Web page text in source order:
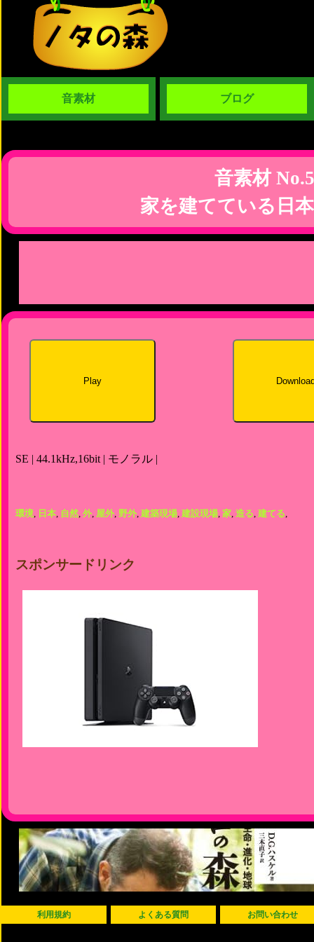
音素材 ブログ
音素材
家を建てている日
Play
SE | 44.1kHz,16bit | モノラル |
環境, 日本, 自然, 外, 屋外, 野外, 建築現場, 建設現場, 家, 造る, 建てる,
スポンサードリンク
利用規約 よくある質問 お問い合わせ